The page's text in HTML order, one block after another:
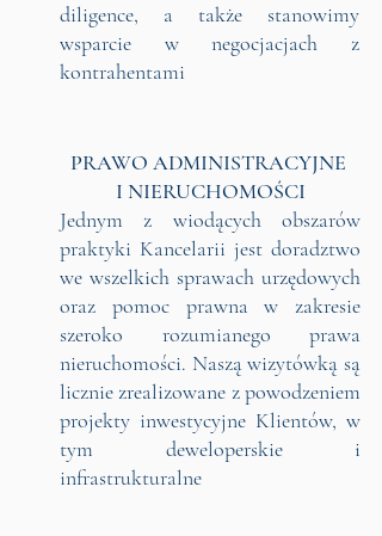
diligence, a także stanowimy
wsparcie w negocjacjach z
kontrahentami
PRAWO ADMINISTRACYJNE
I NIERUCHOMOŚCI
Jednym z wiodących obszarów
praktyki Kancelarii jest doradztwo
we wszelkich sprawach urzędowych
oraz pomoc prawna w zakresie
szeroko rozumianego prawa
nieruchomości. Naszą wizytówką są
licznie zrealizowane z powodzeniem
projekty inwestycyjne Klientów, w
tym deweloperskie i
infrastrukturalne